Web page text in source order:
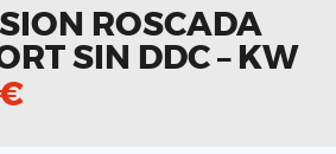
ROSCADA
SIN DDC – KW